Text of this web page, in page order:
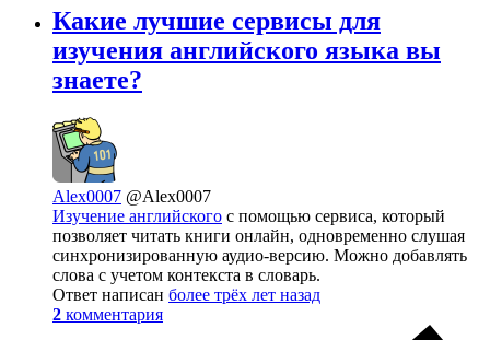
Какие лучшие сервисы для
изучения английского языка вы
знаете?
Alex0007 @Alex0007
Изучение английского с помощью сервиса, который
позволяет читать книги онлайн, одновременно слушая
синхронизированную аудио-версию. Можно добавлять
слова с учетом контекста в словарь.
Ответ написан более трёх лет назад
2 комментария